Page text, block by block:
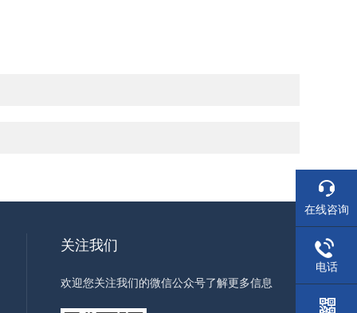
关注我们
欢迎您关注我们的微信公众号了解更多信息
在线咨询
电话